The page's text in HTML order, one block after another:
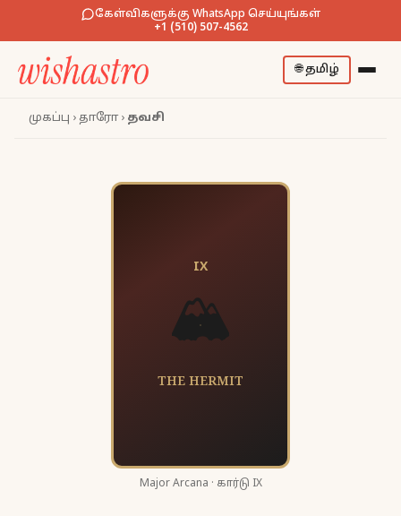
கேள்விகளுக்கு WhatsApp செய்யுங்கள்
+1 (510) 507-4562
🌐தமிழ்
முகப்பு › தாரோ› தவசி
IX
🏔️
THE HERMIT
Major Arcana · கார்டு IX